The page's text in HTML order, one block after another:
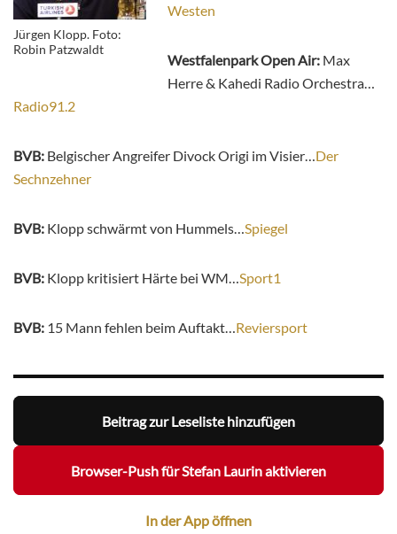
Jürgen Klopp. Foto:
Robin Patzwaldt
Westen
Westfalenpark Open Air: Max
Herre & Kahedi Radio Orchestra…
Radio91.2
BVB: Belgischer Angreifer Divock Origi im Visier…Der
Sechnzehner
BVB: Klopp schwärmt von Hummels…Spiegel
BVB: Klopp kritisiert Härte bei WM…Sport1
BVB: 15 Mann fehlen beim Auftakt…Reviersport
Beitrag zur Leseliste hinzufügen
Browser-Push für Stefan Laurin aktivieren
In der App öffnen